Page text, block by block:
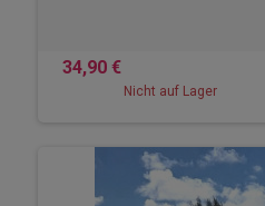
34,90 €
Nicht auf Lager